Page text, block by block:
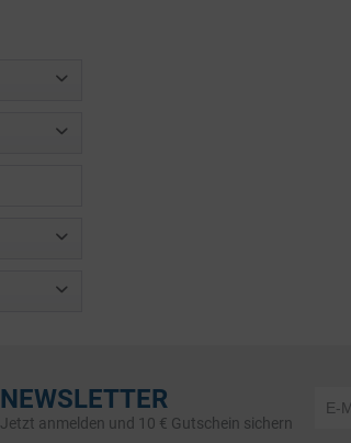
& mehr
& mehr
NEWSLETTER
Jetzt anmelden und 10 € Gutschein sichern